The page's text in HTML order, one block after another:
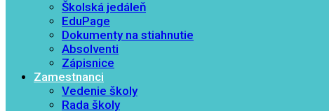
Školská jedáleň
EduPage
Dokumenty na stiahnutie
Absolventi
Zápisnice
Zamestnanci
Vedenie školy
Rada školy